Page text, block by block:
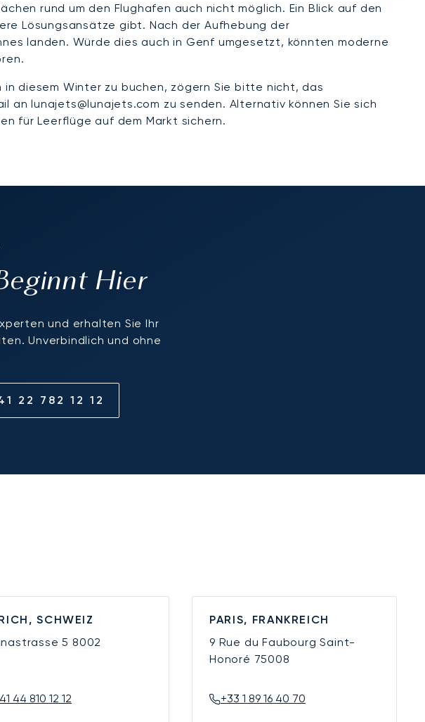
rund um den Flughafen auch nicht möglich. Ein Blick auf den
Lösungsansätze gibt. Nach der Aufhebung der
landen. Würde dies auch in Genf umgesetzt, könnten moderne
diesem Winter zu buchen, zögern Sie bitte nicht, das
an lunajets@lunajets.com zu senden. Alternativ können Sie sich
für Leerflüge auf dem Markt sichern.
Hier
und erhalten Sie Ihr
Unverbindlich und ohne
22 782 12 12
SCHWEIZ
5 8002
44 810 12 12
PARIS, FRANKREICH
9 Rue du Faubourg Saint-
Honoré 75008
+33 1 89 16 40 70